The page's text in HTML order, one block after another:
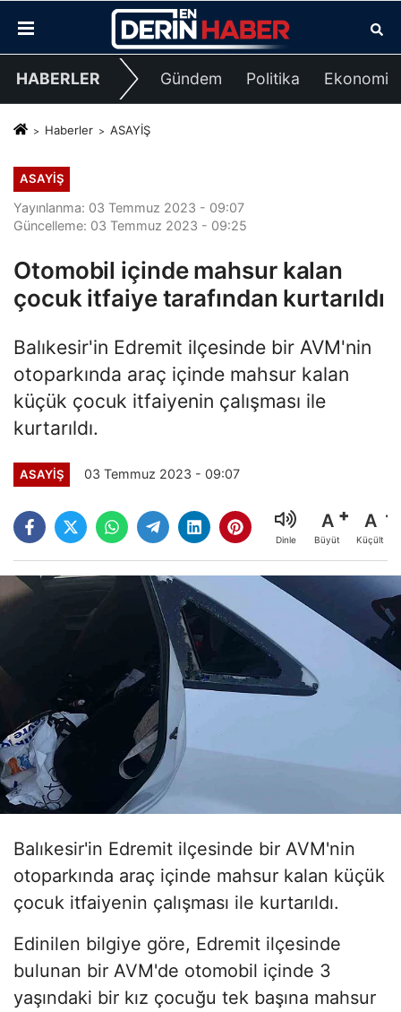
HABERLER Gündem Politika Ekonomi
Haberler ASAYİŞ
ASAYİŞ
Yayınlanma: 03 Temmuz 2023 - 09:07
Güncelleme: 03 Temmuz 2023 - 09:25
Otomobil içinde mahsur kalan
çocuk itfaiye tarafından kurtarıldı
Balıkesir'in Edremit ilçesinde bir AVM'nin
otoparkında araç içinde mahsur kalan
küçük çocuk itfaiyenin çalışması ile
kurtarıldı.
ASAYİŞ 03 Temmuz 2023 - 09:07
Dinle
A
Büyüt
A
Küçült
Balıkesir'in Edremit ilçesinde bir AVM'nin
otoparkında araç içinde mahsur kalan küçük
çocuk itfaiyenin çalışması ile kurtarıldı.
Edinilen bilgiye göre, Edremit ilçesinde
bulunan bir AVM'de otomobil içinde 3
yaşındaki bir kız çocuğu tek başına mahsur